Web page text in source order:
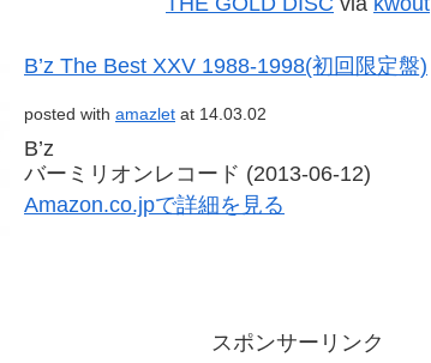
B’z The Best XXV 1988-1998(初回限定盤)
posted with amazlet at 14.03.02
B’z
バーミリオンレコード (2013-06-12)
Amazon.co.jpで詳細を見る
スポンサーリンク